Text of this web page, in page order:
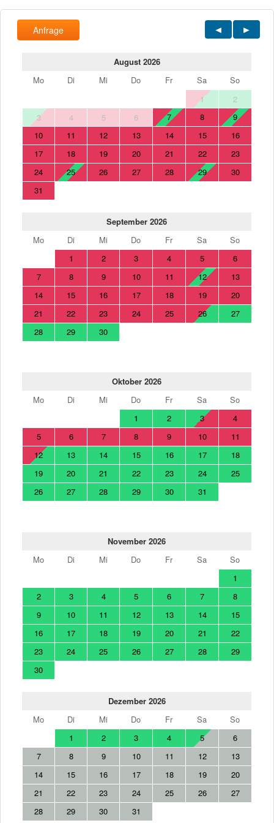
Anfrage
August 2026
Mo
Di Mi Do Fr Sa
So
1
2
3
4 5 6 7 8
9
10
11 12 13 14 15
16
17
18 19 20 21 22
23
24
25 26 27 28 29
30
31
September 2026
Mo
Di Mi Do Fr Sa
So
1
2 3 4 5
6
7
8 9 10 11 12
13
14
15 16 17 18 19
20
21
22 23 24 25 26
27
28
29 30
Oktober 2026
Mo
Di Mi Do Fr Sa
So
1
2 3
4
5
6 7 8 9 10
11
12
13 14 15 16 17
18
19
20 21 22 23 24
25
26
27 28 29 30 31
November 2026
Mo
Di Mi Do Fr Sa
So
1
2
3 4 5 6 7
8
9
10 11 12 13 14
15
16
17 18 19 20 21
22
23
24 25 26 27 28
29
30
Dezember 2026
Mo
Di Mi Do Fr Sa
So
1
2 3 4 5
6
7
8 9 10 11 12
13
14
15 16 17 18 19
20
21
22 23 24 25 26
27
28
29 30 31